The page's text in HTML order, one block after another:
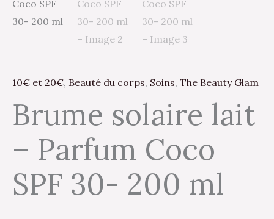
10€ et 20€, Beauté du corps, Soins, The Beauty Glam
Brume solaire lait
– Parfum Coco
SPF 30- 200 ml
-
Parfum
30-
ml